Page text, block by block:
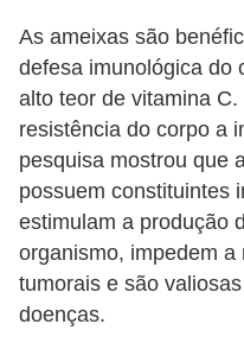
As ameixas são
defesa imunológica do
alto teor de vitamina
resistência do corpo a
pesquisa mostrou que
possuem constituintes
estimulam a produção
organismo, impedem
tumorais e são
doenças.